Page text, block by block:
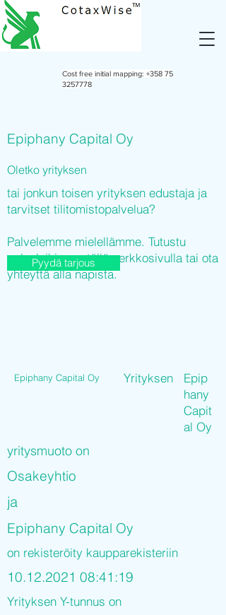
Cost free initial mapping: +358 75
3257778
Epiphany Capital Oy
Oletko yrityksen
tai jonkun toisen yrityksen edustaja ja
tarvitset tilitomistopalvelua?
Palvelemme mielellämme. Tutustu
palveluihimme tällä verkkosivulla tai ota
yhteyttä alla napista.
Pyydä tarjous
Epip
hany
Capit
al Oy
Epiphany Capital Oy Yrityksen
yritysmuoto on
Osakeyhtio
ja
Epiphany Capital Oy
on rekisteröity kaupparekisteriin
10.12.2021 08:41:19
Yrityksen Y-tunnus on